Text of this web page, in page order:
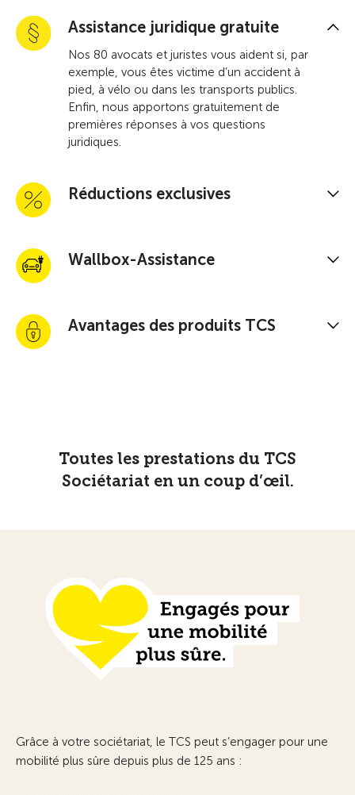
Assistance juridique gratuite
Nos 80 avocats et juristes vous aident si, par
exemple, vous êtes victime d’un accident à
pied, à vélo ou dans les transports publics.
Enfin, nous apportons gratuitement de
premières réponses à vos questions
juridiques.
Réductions exclusives
Wallbox-Assistance
Avantages des produits TCS
Toutes les prestations du TCS
Sociétariat en un coup d’œil.
Grâce à votre sociétariat, le TCS peut s’engager pour une
mobilité plus sûre depuis plus de 125 ans :